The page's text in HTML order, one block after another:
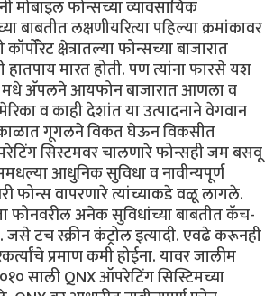
मोबाइल फोन्सच्या व्यावसायिक
बाबतीत लक्षणीयरित्या पहिल्या क्रमांकावर
क्षेत्रातल्या फोन्सच्या बाजारात
हातपाय मारत होती. पण त्यांना फारसे यश
अ‍ॅपलने आयफोन बाजारात आणला व
व काही देशांत या उत्पादनाने वेगवान
गूगलने विकत घेऊन विकसीत
सिस्टमवर चालणारे फोन्सही जम बसवू
आधुनिक सुविधा व नावीन्यपूर्ण
फोन्स वापरणारे त्यांच्याकडे वळू लागले.
फोनवरील अनेक सुविधांच्या बाबतीत कॅच-
टच स्क्रीन कंट्रोल इत्यादी. एवढे करूनही
प्रमाण कमी होईना. यावर जालीम
साली QNX ऑपरेटिंग सिस्टिमच्या